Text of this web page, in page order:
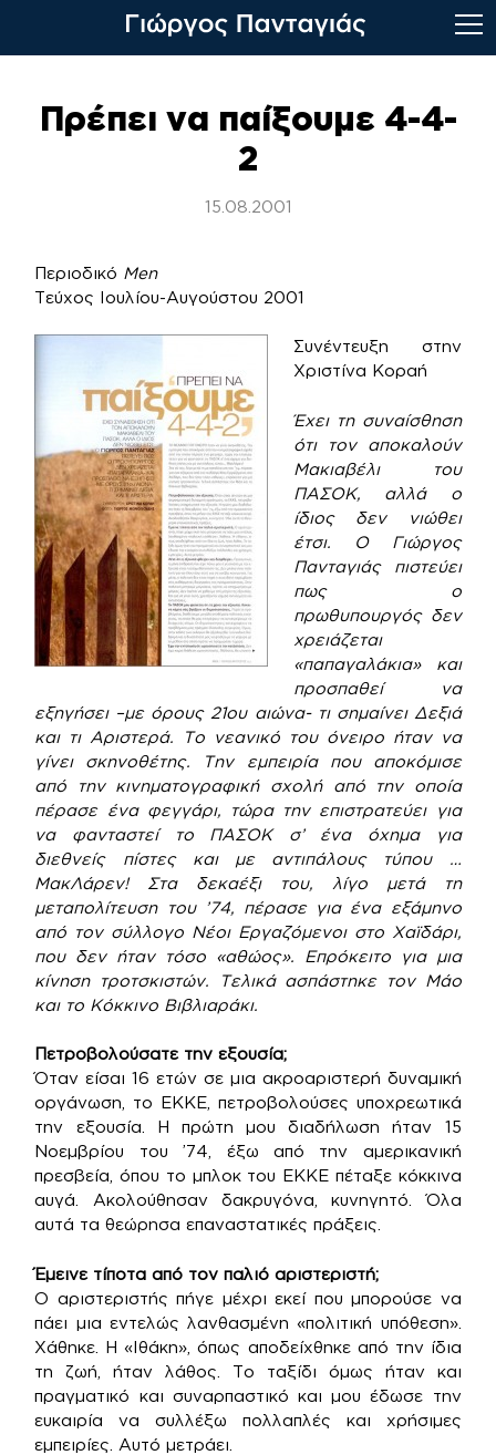
contentΠρέπει να παίξουμε 4-4-
2
15.08.2001
Περιοδικό Μen
Τεύχος Ιουλίου-Αυγούστου 2001
Συνέντευξη στην
Χριστίνα Κοραή
Έχει τη συναίσθηση
ότι τον αποκαλούν
Μακιαβέλι του
ΠΑΣΟΚ, αλλά ο
ίδιος δεν νιώθει
έτσι. Ο Γιώργος
Πανταγιάς πιστεύει
πως ο
πρωθυπουργός δεν
χρειάζεται
«παπαγαλάκια» και
προσπαθεί να
εξηγήσει –με όρους 21ου αιώνα- τι σημαίνει Δεξιά
και τι Αριστερά.
Το νεανικό του όνειρο ήταν να
γίνει σκηνοθέτης. Την εμπειρία που αποκόμισε
από την κινηματογραφική σχολή από την οποία
πέρασε ένα φεγγάρι, τώρα την επιστρατεύει για
να φανταστεί το ΠΑΣΟΚ σ’ ένα όχημα για
διεθνείς πίστες και με αντιπάλους τύπου …
ΜακΛάρεν! Στα δεκαέξι του, λίγο μετά τη
μεταπολίτευση του ’74, πέρασε για ένα εξάμηνο
από τον σύλλογο Νέοι Εργαζόμενοι στο Χαϊδάρι,
που δεν ήταν τόσο «αθώος». Επρόκειτο για μια
κίνηση τροτσκιστών. Τελικά ασπάστηκε τον Μάο
και το Κόκκινο Βιβλιαράκι.
Πετροβολούσατε την εξουσία;
Όταν είσαι 16 ετών σε μια ακροαριστερή δυναμική
οργάνωση, το ΕΚΚΕ, πετροβολούσες υποχρεωτικά
την εξουσία. Η πρώτη μου διαδήλωση ήταν 15
Νοεμβρίου του ’74, έξω από την αμερικανική
πρεσβεία, όπου το μπλοκ του ΕΚΚΕ πέταξε κόκκινα
αυγά. Ακολούθησαν δακρυγόνα, κυνηγητό. Όλα
αυτά τα θεώρησα επαναστατικές πράξεις.
Έμεινε τίποτα από τον παλιό αριστεριστή;
Ο αριστεριστής πήγε μέχρι εκεί που μπορούσε να
πάει μια εντελώς λανθασμένη «πολιτική υπόθεση».
Χάθηκε. Η «Ιθάκη», όπως αποδείχθηκε από την ίδια
τη ζωή, ήταν λάθος. Το ταξίδι όμως ήταν και
πραγματικό και συναρπαστικό και μου έδωσε την
ευκαιρία να συλλέξω πολλαπλές και χρήσιμες
εμπειρίες. Αυτό μετράει.